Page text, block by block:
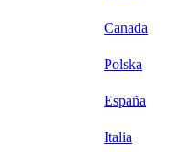
Canada
Polska
España
Italia